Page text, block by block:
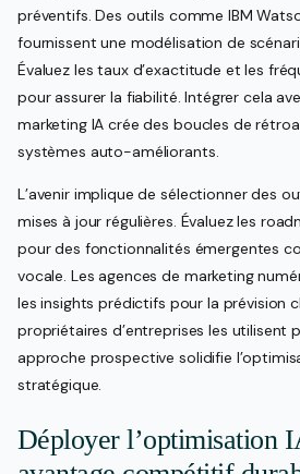
préventifs. Des outils comme IBM
fournissent une modélisation de
Évaluez les taux d’exactitude et les
pour assurer la fiabilité. Intégrer cela
marketing IA crée des boucles de
systèmes auto-améliorants.
L’avenir implique de sélectionner des
mises à jour régulières. Évaluez les
pour des fonctionnalités émergentes
vocale. Les agences de marketing
les insights prédictifs pour la prévision
propriétaires d’entreprises les utilisent
approche prospective solidifie
stratégique.
Déployer l’optimisation